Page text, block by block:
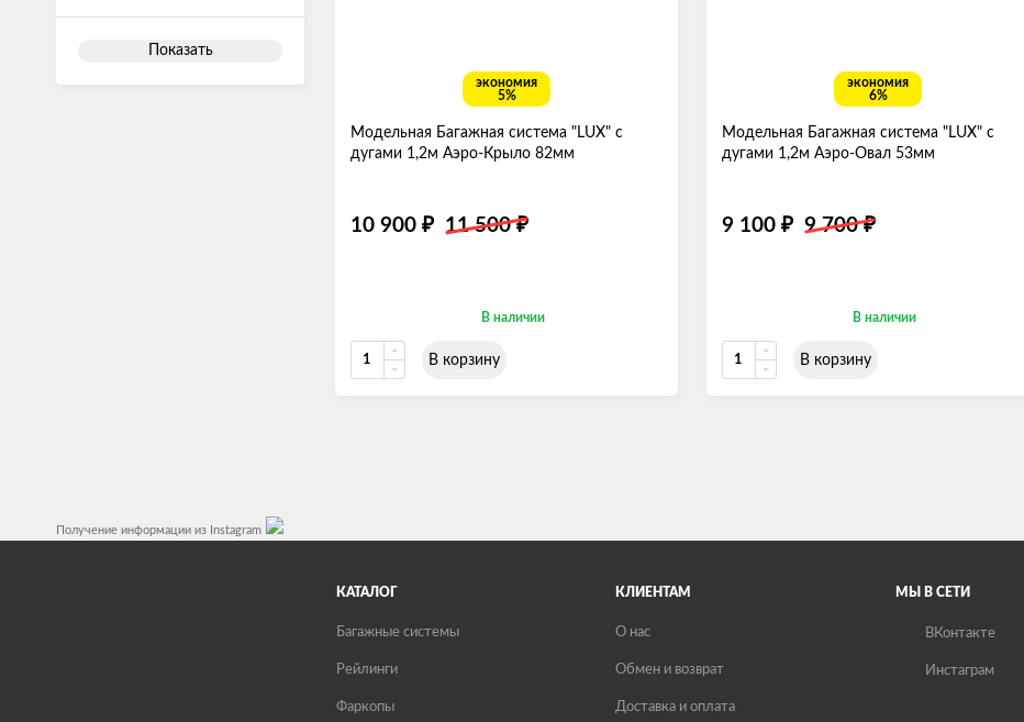
Показать
экономия
5%
Модельная Багажная система "LUX" с
дугами 1,2м Аэро-Крыло 82мм
10 900 ₽ 11 500₽
В наличии
В корзину
экономия
6%
Модельная Багажная система "LUX" с
дугами 1,2м Аэро-Овал 53мм
9 100 ₽ 9 700₽
В наличии
В корзину
Получение информации из Instagram
КАТАЛОГ
Багажные системы
Рейлинги
Фаркопы
КЛИЕНТАМ
О нас
Обмен и возврат
Доставка и оплата
МЫ В СЕТИ
ВКонтакте
Инстаграм